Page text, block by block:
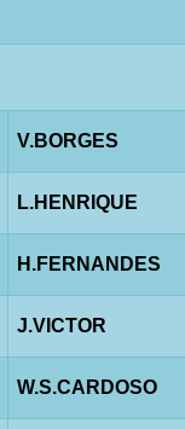
V.BORGES
L.HENRIQUE
H.FERNANDES
J.VICTOR
W.S.CARDOSO